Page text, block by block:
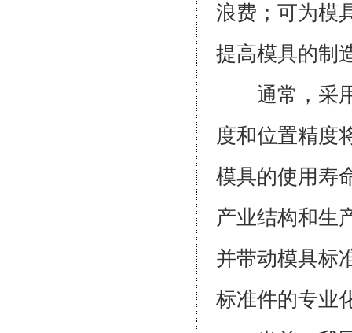
浪费；可为模
提高模具的制
通常，采用
度和位置精度
模具的使用寿
产业结构和生
并带动模具标
标准件的专业